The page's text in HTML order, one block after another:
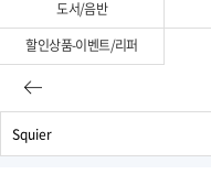
도서/음반
할인상품-이벤트/리퍼